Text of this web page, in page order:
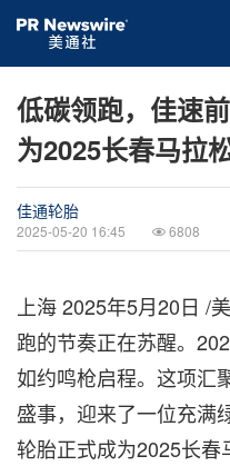
低碳领跑，佳速
为2025长春马拉
佳通轮胎
2025-05-20 16:45 6808
上海2025年5月20日 /
跑的节奏正在苏醒。
如约鸣枪启程。这项汇
盛事，迎来了一位充
轮胎正式成为2025长